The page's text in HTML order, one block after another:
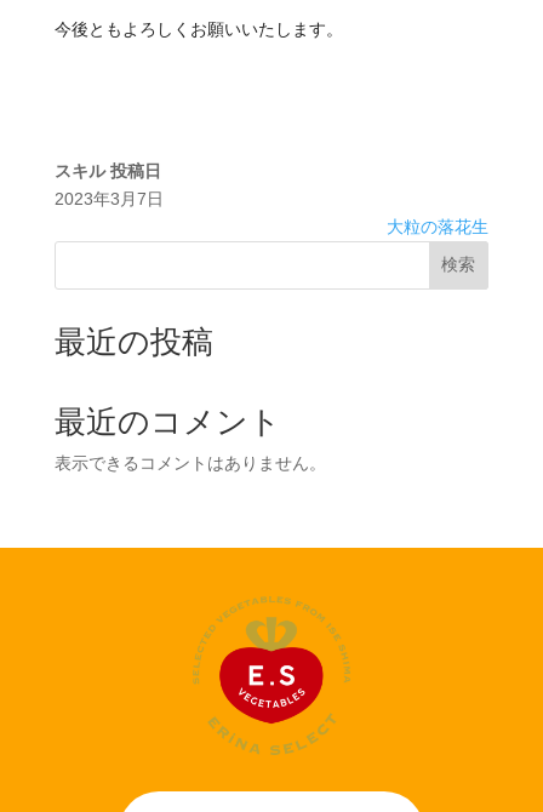
今後ともよろしくお願いいたします。
スキル 投稿日
2023年3月7日
大粒の落花生
検索
最近の投稿
最近のコメント
表示できるコメントはありません。